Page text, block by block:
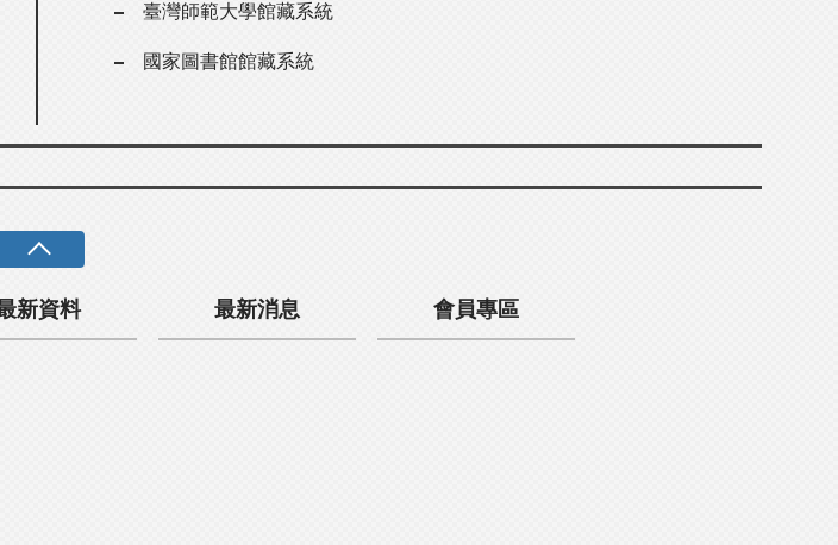
臺灣師範大學館藏系統
國家圖書館館藏系統
新資料 最新消息 會員專區